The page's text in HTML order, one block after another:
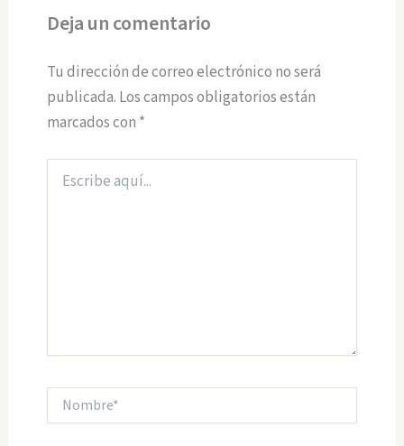
Deja un comentario
Tu dirección de correo electrónico no será
publicada. Los campos obligatorios están
marcados con *
aquí...
Nombre*